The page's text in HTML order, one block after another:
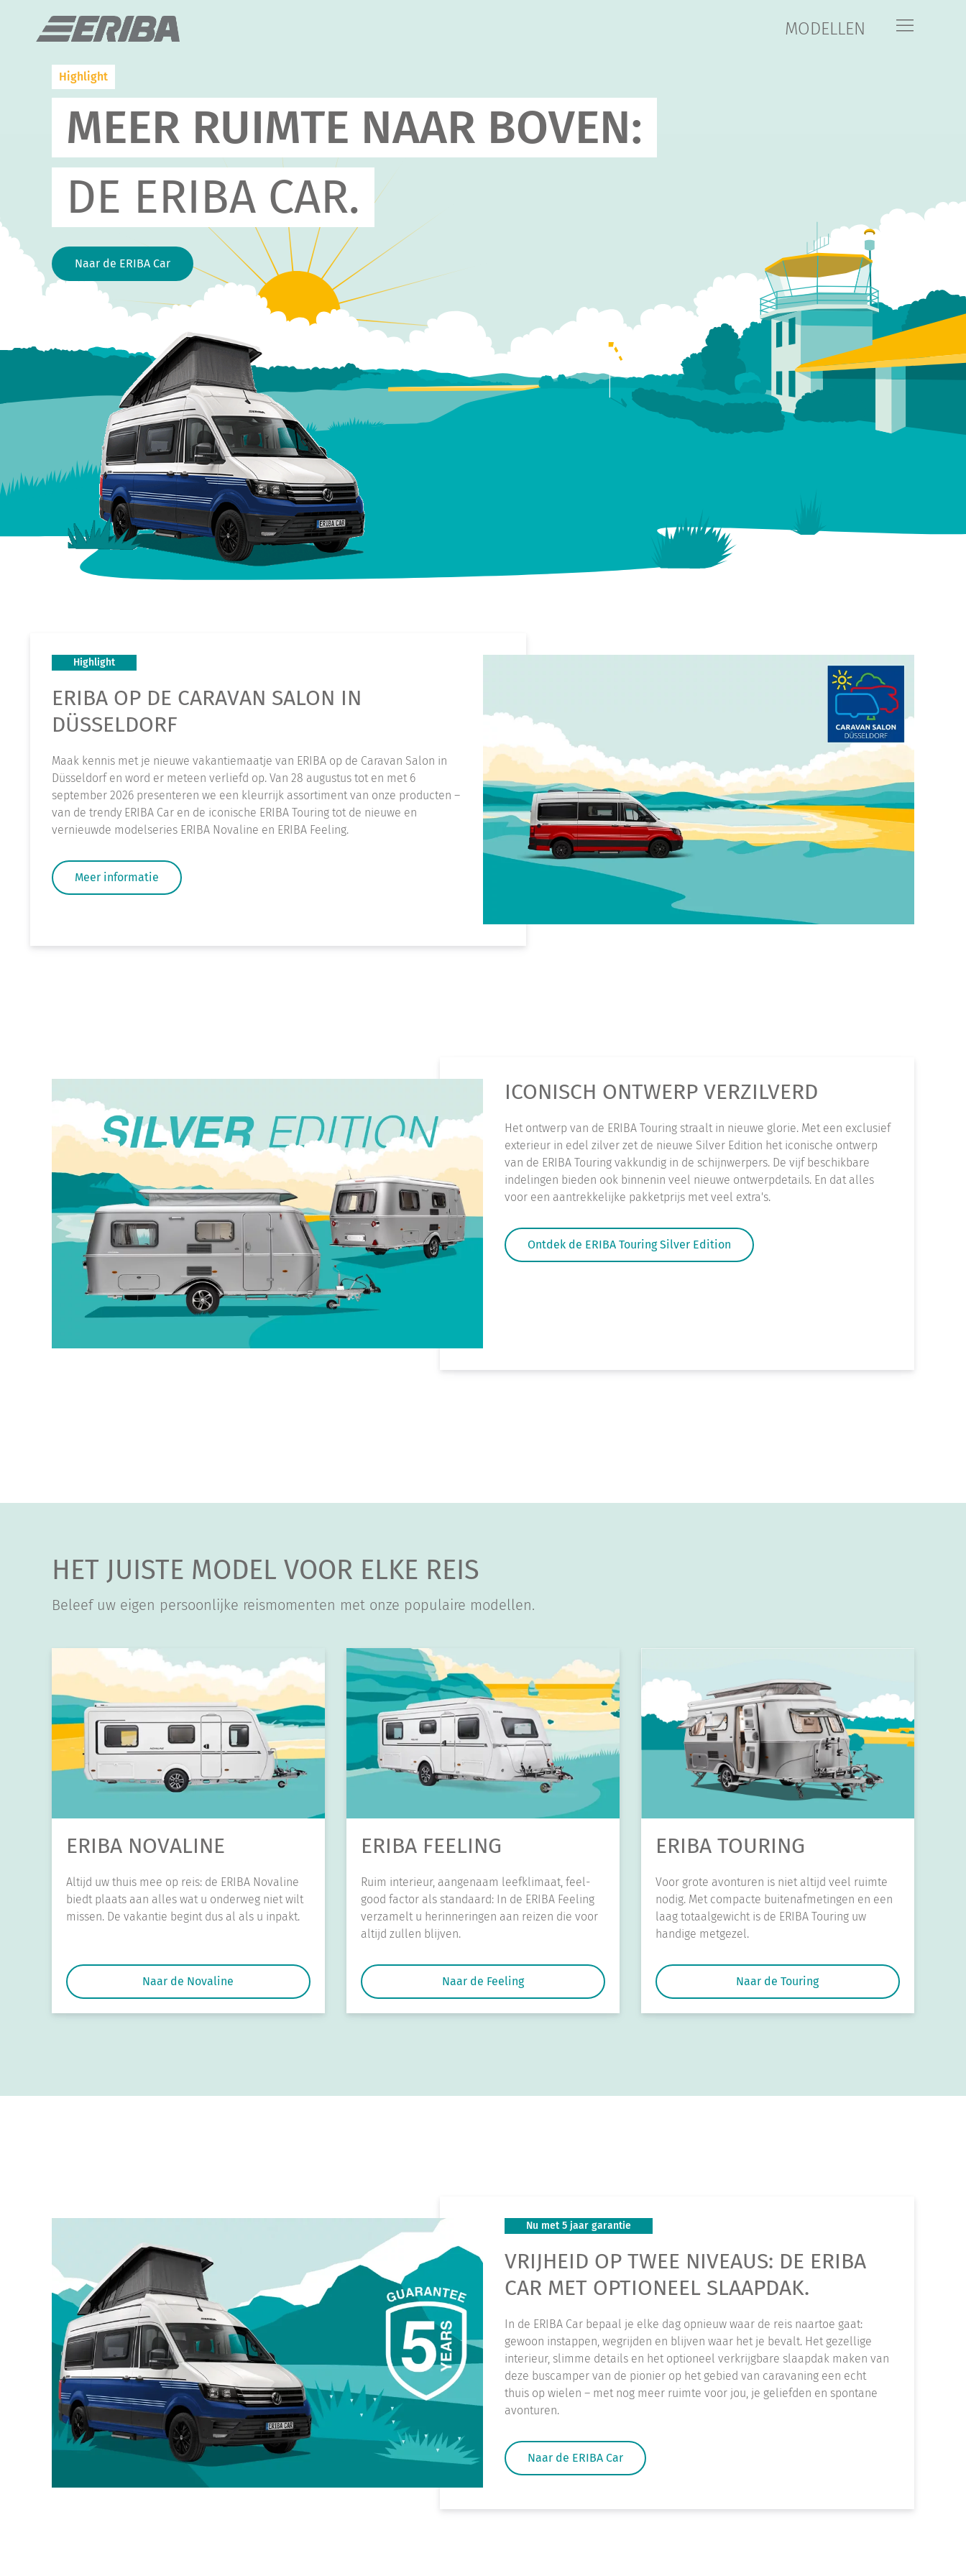
MODELLEN
Highlight
MEER RUIMTE NAAR BOVEN:
DE ERIBA CAR.
Naar de ERIBA Car
Highlight
ERIBA OP DE CARAVAN SALON IN
DÜSSELDORF
Maak kennis met je nieuwe vakantiemaatje van ERIBA op de Caravan Salon in
Düsseldorf en word er meteen verliefd op. Van 28 augustus tot en met 6
september 2026 presenteren we een kleurrijk assortiment van onze producten –
van de trendy ERIBA Car en de iconische ERIBA Touring tot de nieuwe en
vernieuwde modelseries ERIBA Novaline en ERIBA Feeling.
Meer informatie
ICONISCH ONTWERP VERZILVERD
Het ontwerp van de ERIBA Touring straalt in nieuwe glorie. Met een exclusief
exterieur in edel zilver zet de nieuwe Silver Edition het iconische ontwerp
van de ERIBA Touring vakkundig in de schijnwerpers. De vijf beschikbare
indelingen bieden ook binnenin veel nieuwe ontwerpdetails. En dat alles
voor een aantrekkelijke pakketprijs met veel extra's.
Ontdek de ERIBA Touring Silver Edition
HET JUISTE MODEL VOOR ELKE REIS
Beleef uw eigen persoonlijke reismomenten met onze populaire modellen.
ERIBA NOVALINE
Altijd uw thuis mee op reis: de ERIBA Novaline
biedt plaats aan alles wat u onderweg niet wilt
missen. De vakantie begint dus al als u inpakt.
Naar de Novaline
ERIBA FEELING
Ruim interieur, aangenaam leefklimaat, feel-
good factor als standaard: In de ERIBA Feeling
verzamelt u herinneringen aan reizen die voor
altijd zullen blijven.
Naar de Feeling
ERIBA TOURING
Voor grote avonturen is niet altijd veel ruimte
nodig. Met compacte buitenafmetingen en een
laag totaalgewicht is de ERIBA Touring uw
handige metgezel.
Naar de Touring
Nu met 5 jaar garantie
VRIJHEID OP TWEE NIVEAUS: DE ERIBA
CAR MET OPTIONEEL SLAAPDAK.
In de ERIBA Car bepaal je elke dag opnieuw waar de reis naartoe gaat:
gewoon instappen, wegrijden en blijven waar het je bevalt. Het gezellige
interieur, slimme details en het optioneel verkrijgbare slaapdak maken van
deze buscamper van de pionier op het gebied van caravaning een echt
thuis op wielen – met nog meer ruimte voor jou, je geliefden en spontane
avonturen.
Naar de ERIBA Car